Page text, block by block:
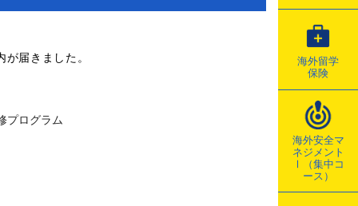
海外留学
保険
海外安全マ
ネジメント
Ⅰ（集中コ
ース）
届きました。
プログラム